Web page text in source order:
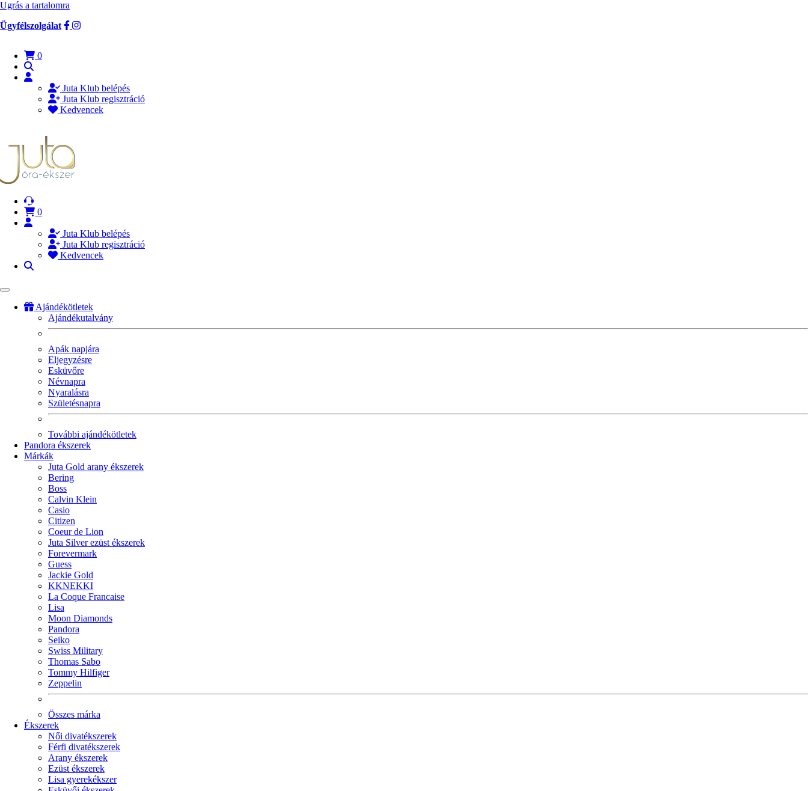
Ugrás a tartalomra
Ügyfélszolgálat
0
Juta Klub belépés
Juta Klub regisztráció
Kedvencek
0
Juta Klub belépés
Juta Klub regisztráció
Kedvencek
Ajándékötletek
Ajándékutalvány
Apák napjára
Eljegyzésre
Esküvőre
Névnapra
Nyaralásra
Születésnapra
További ajándékötletek
Pandora ékszerek
Márkák
Juta Gold arany ékszerek
Bering
Boss
Calvin Klein
Casio
Citizen
Coeur de Lion
Juta Silver ezüst ékszerek
Forevermark
Guess
Jackie Gold
KKNEKKI
La Coque Francaise
Lisa
Moon Diamonds
Pandora
Seiko
Swiss Military
Thomas Sabo
Tommy Hilfiger
Zeppelin
Összes márka
Ékszerek
Női divatékszerek
Férfi divatékszerek
Arany ékszerek
Ezüst ékszerek
Lisa gyerekékszer